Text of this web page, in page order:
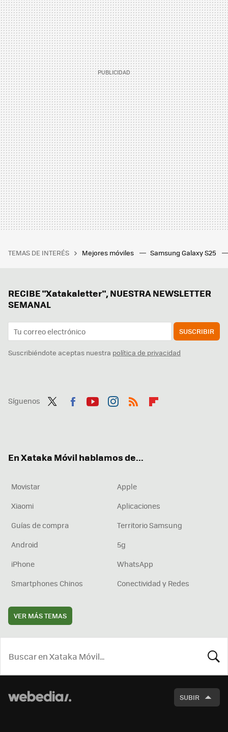
TEMAS DE INTERÉS Mejores móviles Samsung Galaxy S25
RECIBE "Xatakaletter", NUESTRA NEWSLETTER
SEMANAL
SUSCRIBIR
Suscribiéndote aceptas nuestra política de privacidad
Síguenos
En Xataka Móvil hablamos de...
Movistar
Apple
Xiaomi
Aplicaciones
Guías de compra
Territorio Samsung
Android
5g
iPhone
WhatsApp
Smartphones Chinos
Conectividad y Redes
VER MÁS TEMAS
SUBIR